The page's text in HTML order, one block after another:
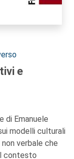
e
di Emanuele
modelli culturali
verbale che
contesto